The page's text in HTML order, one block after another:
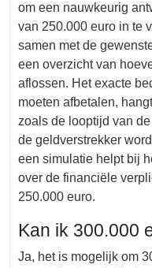
om een nauwkeurig
van 250.000 euro in te
samen met de
een overzicht van
aflossen. Het exacte
moeten afbetalen,
zoals de looptijd van
de geldverstrekker
een simulatie helpt bij
over de financiële
250.000 euro.
Kan ik 300.000
Ja, het is mogelijk om